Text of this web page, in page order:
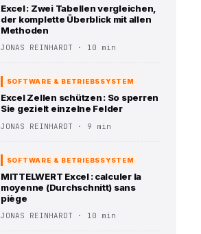
Excel : Zwei Tabellen vergleichen,
der komplette Überblick mit allen
Methoden
JONAS REINHARDT · 10 min
SOFTWARE & BETRIEBSSYSTEM
Excel Zellen schützen : So sperren
Sie gezielt einzelne Felder
JONAS REINHARDT · 9 min
SOFTWARE & BETRIEBSSYSTEM
MITTELWERT Excel : calculer la
moyenne (Durchschnitt) sans
piège
JONAS REINHARDT · 10 min